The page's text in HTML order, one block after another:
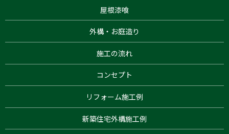
屋根漆喰
外構・お庭造り
施工の流れ
コンセプト
リフォーム施工例
新築住宅外構施工例